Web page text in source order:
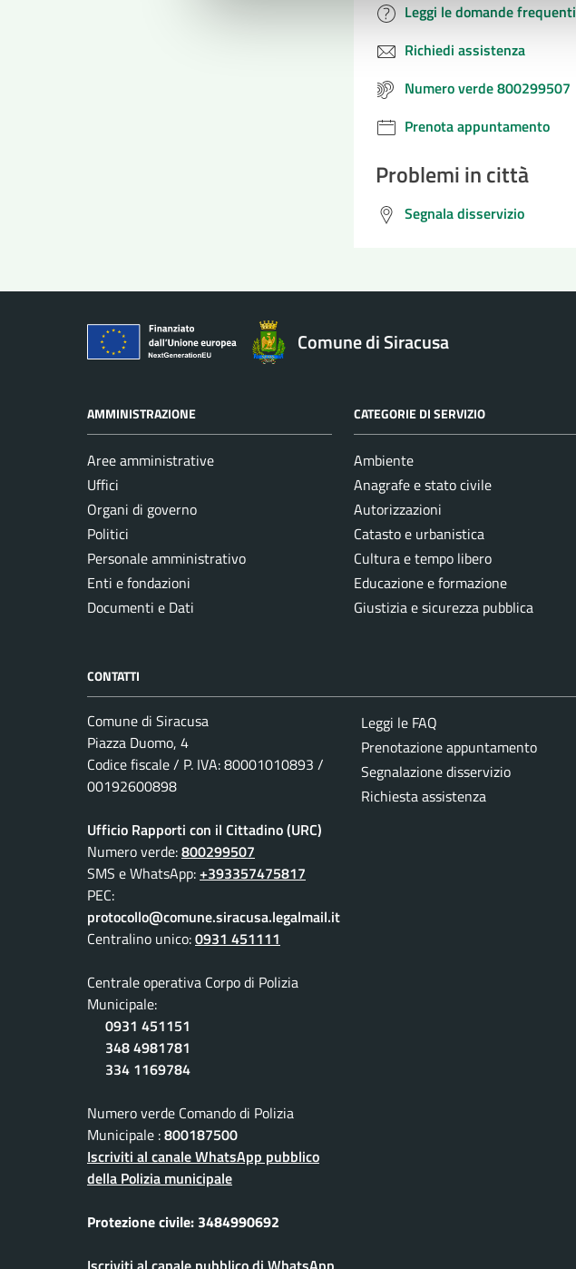
Leggi le domande frequenti
Richiedi assistenza
Numero verde 800299507
Prenota appuntamento
Problemi in città
Segnala disservizio
Comune di Siracusa
AMMINISTRAZIONE
Aree amministrative
Uffici
Organi di governo
Politici
Personale amministrativo
Enti e fondazioni
Documenti e Dati
CATEGORIE DI SERVIZIO
Ambiente
Anagrafe e stato civile
Autorizzazioni
Catasto e urbanistica
Cultura e tempo libero
Educazione e formazione
Giustizia e sicurezza pubblica
CONTATTI
Comune di Siracusa
Piazza Duomo, 4
Codice fiscale / P. IVA: 80001010893 /
00192600898
Ufficio Rapporti con il Cittadino (URC)
Numero verde:800299507
SMS e WhatsApp:+393357475817
PEC:
protocollo@comune.siracusa.legalmail.it
Centralino unico:0931 451111
Centrale operativa Corpo di Polizia
Municipale:
0931 451151
348 4981781
334 1169784
Numero verde Comando di Polizia
Municipale :800187500
Iscriviti al canale WhatsApp pubblico
della Polizia municipale
Protezione civile: 3484990692
Leggi le FAQ
Prenotazione appuntamento
Segnalazione disservizio
Richiesta assistenza